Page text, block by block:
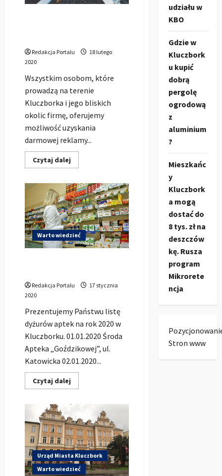
Redakcja Portalu
18 lutego
2020
Wszystkim osobom, które
prowadzą na terenie
Kluczborka i jego bliskich
okolic firmę, oferujemy
możliwość uzyskania
darmowej reklamy...
Czytaj dalej
się
Reklamuj
się
za
darmo
w
portalu
Kluczbork
Społeczność
Warto wiedzieć
Redakcja Portalu
17 stycznia
2020
Prezentujemy Państwu listę
dyżurów aptek na rok 2020 w
Kluczborku. 01.01.2020 Środa
Apteka „Goździkowej”, ul.
Katowicka 02.01.2020...
Czytaj dalej
się
Dyżury
aptek
w
Kluczborku
na
2020
rok
Urząd Miasta Kluczbork
Warto wiedzieć
udziału w
KBO
Gdzie w
Kluczbork
u kupić
dobrą
pergolę
ogrodową
z
aluminium
?
Mieszkańc
y
Kluczbork
a mogą
dostać do
8 tys. zł na
deszczów
kę. Rusza
program
Mikrorete
ncja
Stron www